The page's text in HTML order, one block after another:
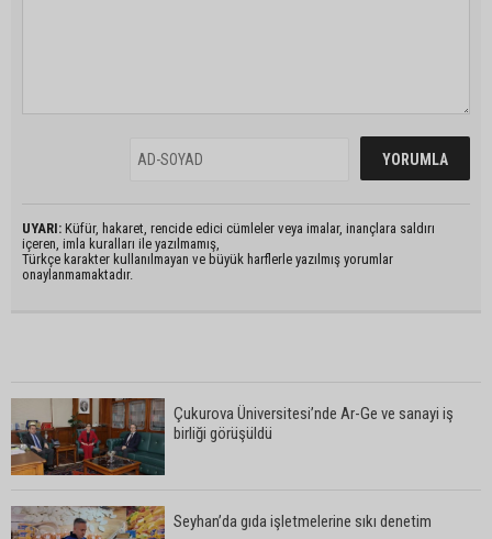
UYARI: Küfür, hakaret, rencide edici cümleler veya imalar, inançlara saldırı
içeren, imla kuralları ile yazılmamış,
Türkçe karakter kullanılmayan ve büyük harflerle yazılmış yorumlar
onaylanmamaktadır.
Çukurova Üniversitesi’nde Ar-Ge ve sanayi iş
birliği görüşüldü
Seyhan’da gıda işletmelerine sıkı denetim